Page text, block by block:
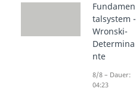
Fundamen
talsystem -
Wronski-
Determina
nte
8/8 – Dauer:
04:23